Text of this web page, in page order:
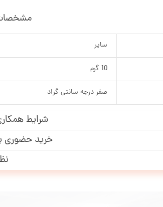
سایر
10 گرم
صفر درجه سانتی گراد
شرایط
خرید حضوری